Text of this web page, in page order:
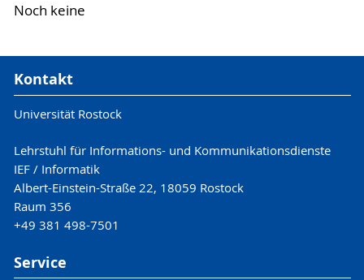
Noch keine
Kontakt
Universität Rostock
Lehrstuhl für Informations- und Kommunikationsdienste
IEF / Informatik
Albert-Einstein-Straße 22, 18059 Rostock
Raum 356
+49 381 498-7501
Service